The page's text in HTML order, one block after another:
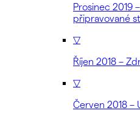
Prosinec 2019
připravované
▽
Říjen 2018 –
▽
Červen 2018 –